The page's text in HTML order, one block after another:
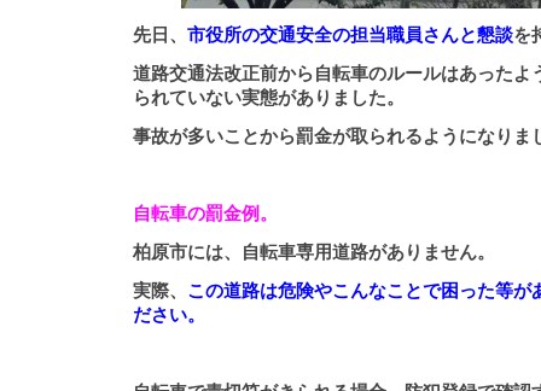
先日、 市役所の交通安全の担当職員さんと懇談を
道路交通法改正前から自転車のルールはあったよ
られていない実態がありました。
事故が多いことから罰金が取られるようになりま
自転車の罰金例。
柏原市には、自転車専用道路がありません。
実際、 この道路は危険やこんなことで困った等が
ださい。